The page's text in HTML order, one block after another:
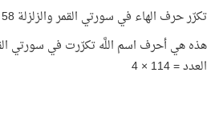
تكرّر حرف الهاء في سورتي القمر والزلزلة 58 مرّة.
العدد = 114 × 4